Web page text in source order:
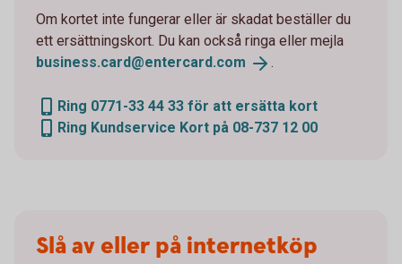
Om kortet inte fungerar eller är skadat beställer du
ett ersättningskort. Du kan också ringa eller mejla
business.card@entercard.com .
Ring 0771-33 44 33 för att ersätta kort
Ring Kundservice Kort på 08-737 12 00
Slå av eller på internetköp